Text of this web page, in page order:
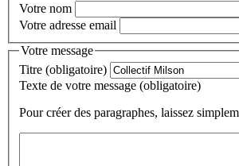
Votre nom
Votre adresse email
Votre message
Titre (obligatoire)
Texte de votre message (obligatoire)
Pour créer des paragraphes, laissez